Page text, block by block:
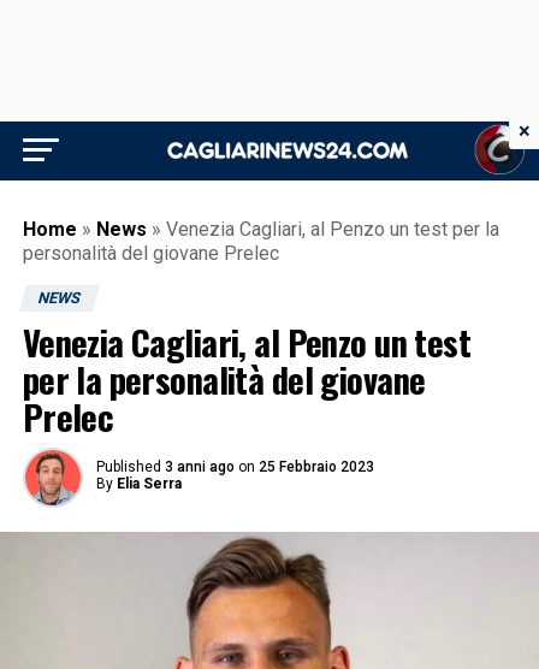
Home » News » Venezia Cagliari, al Penzo un test per la
personalità del giovane Prelec
NEWS
Venezia Cagliari, al Penzo un test
per la personalità del giovane
Prelec
Published 3 anni ago on 25 Febbraio 2023
By Elia Serra
×